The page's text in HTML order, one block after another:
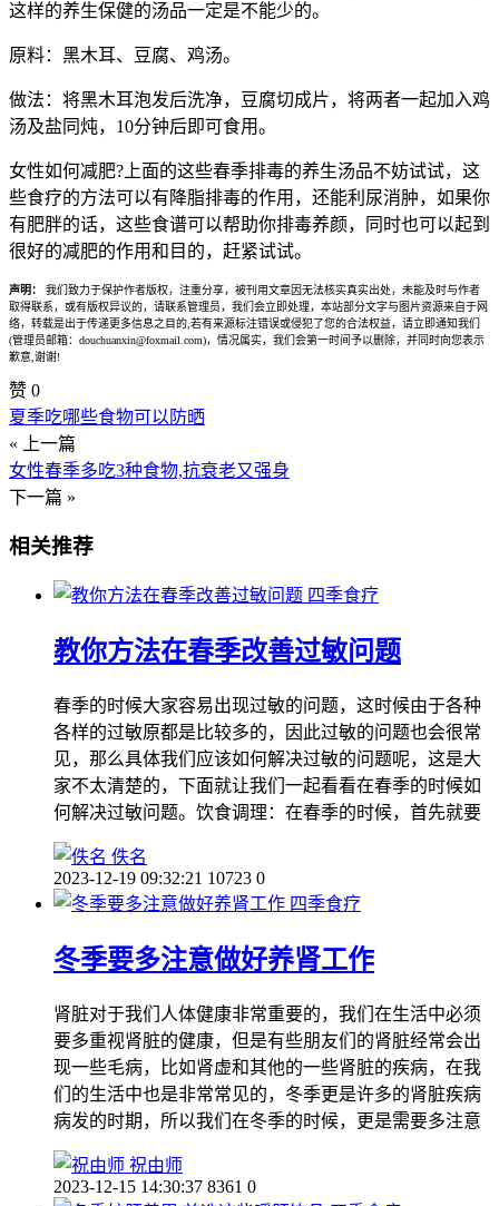
这样的养生保健的汤品一定是不能少的。
原料：黑木耳、豆腐、鸡汤。
做法：将黑木耳泡发后洗净，豆腐切成片，将两者一起加入鸡
汤及盐同炖，10分钟后即可食用。
女性如何减肥?上面的这些春季排毒的养生汤品不妨试试，这
些食疗的方法可以有降脂排毒的作用，还能利尿消肿，如果你
有肥胖的话，这些食谱可以帮助你排毒养颜，同时也可以起到
很好的减肥的作用和目的，赶紧试试。
声明：
我们致力于保护作者版权，注重分享，被刊用文章因无法核实真实出处，未能及时与作者
取得联系，或有版权异议的，请联系管理员，我们会立即处理，本站部分文字与图片资源来自于网
络，转载是出于传递更多信息之目的,若有来源标注错误或侵犯了您的合法权益，请立即通知我们
(管理员邮箱：douchuanxin@foxmail.com)，情况属实，我们会第一时间予以删除，并同时向您表示
歉意,谢谢!
赞 0
夏季吃哪些食物可以防晒
« 上一篇
女性春季多吃3种食物,抗衰老又强身
下一篇 »
相关推荐
四季食疗
教你方法在春季改善过敏问题
春季的时候大家容易出现过敏的问题，这时候由于各种
各样的过敏原都是比较多的，因此过敏的问题也会很常
见，那么具体我们应该如何解决过敏的问题呢，这是大
家不太清楚的，下面就让我们一起看看在春季的时候如
何解决过敏问题。饮食调理：在春季的时候，首先就要
佚名
2023-12-19 09:32:21 10723 0
四季食疗
冬季要多注意做好养肾工作
肾脏对于我们人体健康非常重要的，我们在生活中必须
要多重视肾脏的健康，但是有些朋友们的肾脏经常会出
现一些毛病，比如肾虚和其他的一些肾脏的疾病，在我
们的生活中也是非常常见的，冬季更是许多的肾脏疾病
病发的时期，所以我们在冬季的时候，更是需要多注意
祝由师
2023-12-15 14:30:37 8361 0